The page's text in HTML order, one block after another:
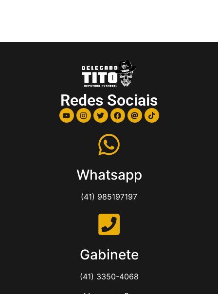
Redes Sociais
Whatsapp
(41) 985197197
Gabinete
(41) 3350-4068